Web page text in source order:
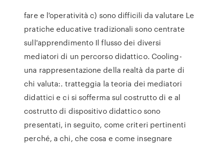
fare e l'operatività c) sono difficili da valutare Le
pratiche educative tradizionali sono centrate
sull'apprendimento Il flusso dei diversi
mediatori di un percorso didattico. Cooling-
una rappresentazione della realtà da parte di
chi valuta:. tratteggia la teoria dei mediatori
didattici e ci si sofferma sul costrutto di e al
costrutto di dispositivo didattico sono
presentati, in seguito, come criteri pertinenti
perché, a chi, che cosa e come insegnare